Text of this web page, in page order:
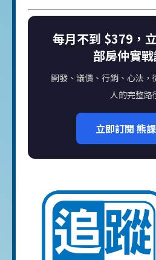
每月不到 $379，
部房仲實
開發、議價、行銷、心法
人的完整路
立即訂閱 熊